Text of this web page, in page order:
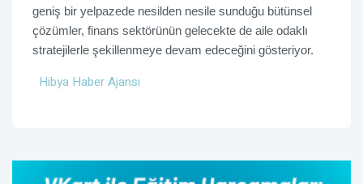
geniş bir yelpazede nesilden nesile sunduğu bütünsel
çözümler, finans sektörünün gelecekte de aile odaklı
stratejilerle şekillenmeye devam edeceğini gösteriyor.
Hibya Haber Ajansı